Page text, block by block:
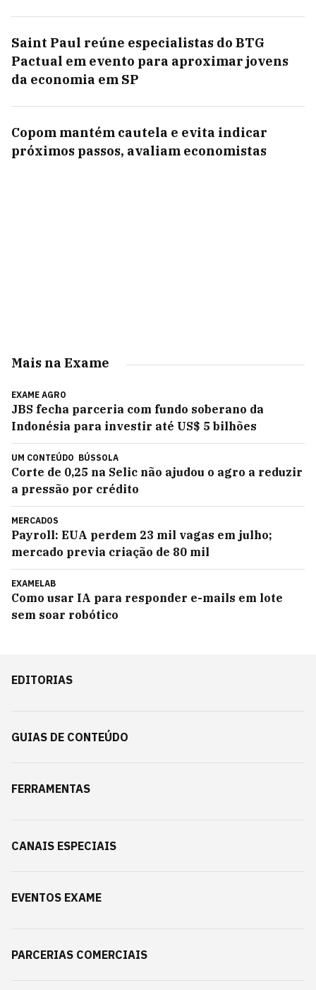
Saint Paul reúne especialistas do BTG
Pactual em evento para aproximar jovens
da economia em SP
Copom mantém cautela e evita indicar
próximos passos, avaliam economistas
Mais na Exame
EXAME AGRO
JBS fecha parceria com fundo soberano da
Indonésia para investir até US$ 5 bilhões
UM CONTEÚDO BÚSSOLA
Corte de 0,25 na Selic não ajudou o agro a reduzir
a pressão por crédito
MERCADOS
Payroll: EUA perdem 23 mil vagas em julho;
mercado previa criação de 80 mil
EXAMELAB
Como usar IA para responder e-mails em lote
sem soar robótico
EDITORIAS
GUIAS DE CONTEÚDO
FERRAMENTAS
CANAIS ESPECIAIS
EVENTOS EXAME
PARCERIAS COMERCIAIS